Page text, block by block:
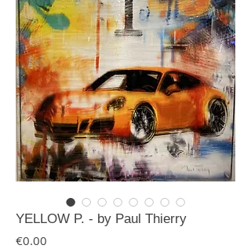
YELLOW P. - by Paul Thierry
€0.00